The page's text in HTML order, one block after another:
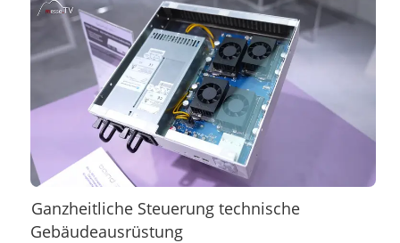
Ganzheitliche Steuerung technische
Gebäudeausrüstung